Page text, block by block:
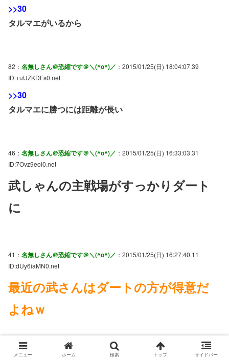
>>30
タルマエがいるから
82： 名無しさん＠恐縮です＠＼(^o^)／ ：2015/01/25(日) 18:04:07.39
ID:+uUZKDFs0.net
>>30
タルマエに勝つには距離が長い
46： 名無しさん＠恐縮です＠＼(^o^)／ ：2015/01/25(日) 16:33:03.31
ID:7Ovz9eol0.net
武しゃんの主戦場がすっかりダート
に
41： 名無しさん＠恐縮です＠＼(^o^)／ ：2015/01/25(日) 16:27:40.11
ID:dUy6iaMN0.net
最近の武さんはダートの方が得意だ
よねｗ
90：名無しさん＠恐縮です＠＼(^o^)／：2015/01/25(日) 19:53:16.67
メニュー ホーム 検索 トップ サイドバー